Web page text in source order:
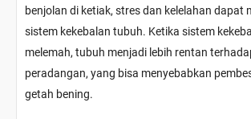
benjolan di ketiak, stres dan kelelahan dapat
sistem kekebalan tubuh. Ketika sistem
melemah, tubuh menjadi lebih rentan
peradangan, yang bisa menyebabkan
getah bening.